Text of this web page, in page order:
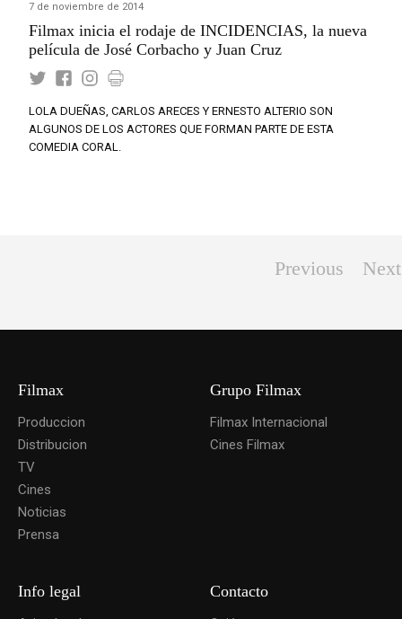
7 de noviembre de 2014
Filmax inicia el rodaje de INCIDENCIAS, la nueva
película de José Corbacho y Juan Cruz
LOLA DUEÑAS, CARLOS ARECES Y ERNESTO ALTERIO SON
ALGUNOS DE LOS ACTORES QUE FORMAN PARTE DE ESTA
COMEDIA CORAL.
Previous Next
Filmax
Produccion
Distribucion
TV
Cines
Noticias
Prensa
Grupo Filmax
Filmax Internacional
Cines Filmax
Info legal Contacto